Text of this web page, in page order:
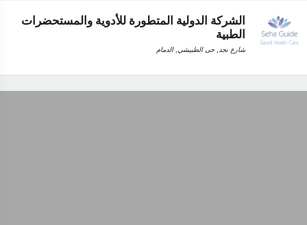
الشركة الدولية المتطورة للأدوية والمستحضرات
الطبية
شارع نجد, حى الطبيشي, الدمام